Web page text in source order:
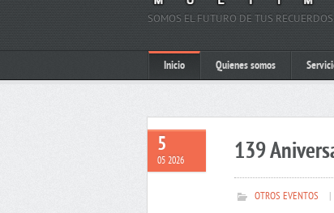
SOMOS EL FUTURO DE TUS
Inicio Quienes somos
5
05 2026 139
OTROS EVENTOS